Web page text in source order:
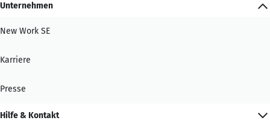
Unternehmen
New Work SE
Karriere
Presse
Hilfe & Kontakt